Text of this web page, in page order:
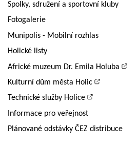
Spolky, sdružení a sportovní kluby
Fotogalerie
Munipolis - Mobilní rozhlas
Holické listy
Africké muzeum Dr. Emila Holuba
Kulturní dům města Holic
Technické služby Holice
Informace pro veřejnost
Plánované odstávky ČEZ distribuce